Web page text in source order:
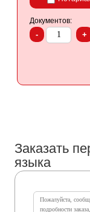
Документов:
- +
Заказать
языка